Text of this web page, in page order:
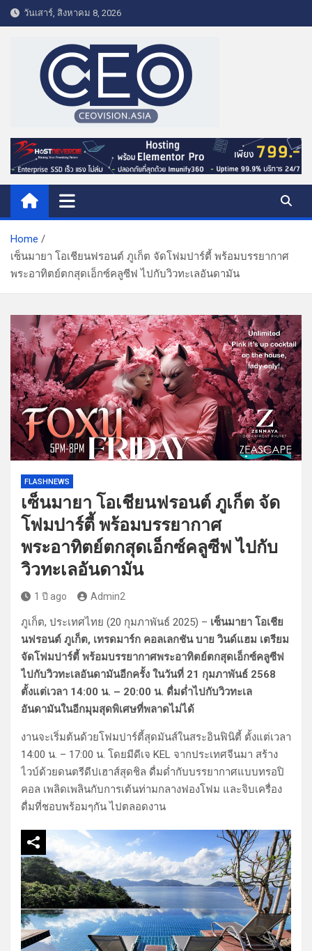
k
e
t
วันเสาร์, สิงหาคม 8, 2026
CEO VISION.ASIA
Business & Lifestyle
Home
เซ็นมายา โอเชียนฟรอนต์ ภูเก็ต จัดโฟมปาร์ตี้ พร้อมบรรยากาศ
พระอาทิตย์ตกสุดเอ็กซ์คลูซีฟ ไปกับวิวทะเลอันดามัน
FLASHNEWS
เซ็นมายา โอเชียนฟรอนต์ ภูเก็ต จัด
โฟมปาร์ตี้ พร้อมบรรยากาศ
พระอาทิตย์ตกสุดเอ็กซ์คลูซีฟ ไปกับ
วิวทะเลอันดามัน
1 ปี ago Admin2
ภูเก็ต, ประเทศไทย (20 กุมภาพันธ์ 2025) – เซ็นมายา โอเชีย
นฟรอนต์ ภูเก็ต, เทรดมาร์ก คอลเลกชัน บาย วินด์แฮม เตรียม
จัดโฟมปาร์ตี้ พร้อมบรรยากาศพระอาทิตย์ตกสุดเอ็กซ์คลูซีฟ
ไปกับวิวทะเลอันดามันอีกครั้ง ในวันที่ 21 กุมภาพันธ์ 2568
ตั้งแต่เวลา 14:00 น. – 20:00 น. ดื่มด่ำไปกับวิวทะเล
อันดามันในอีกมุมสุดพิเศษที่พลาดไม่ได้
งานจะเริ่มต้นด้วยโฟมปาร์ตี้สุดมันส์ในสระอินฟินิตี้ ตั้งแต่เวลา
14:00 น. – 17:00 น. โดยมีดีเจ KEL จากประเทศจีนมา สร้าง
ไวบ์ด้วยดนตรีดีปเฮาส์สุดชิล ดื่มด่ำกับบรรยากาศแบบทรอปิ
คอล เพลิดเพลินกับการเต้นท่ามกลางฟองโฟม และจิบเครื่อง
ดื่มที่ชอบพร้อมๆกัน ไปตลอดงาน